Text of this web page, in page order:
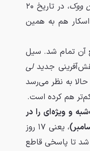
ووک
، در تاریخ ۲۰
هم به همین
آن تمام شد. سیل
جدیدلی
به نظر می‌رسد
هم کرده است.
و ویژه‌ای را در
، یعنی ۱۷ روز
سینما برگزار خواهد شد تا پاسخی قاطع